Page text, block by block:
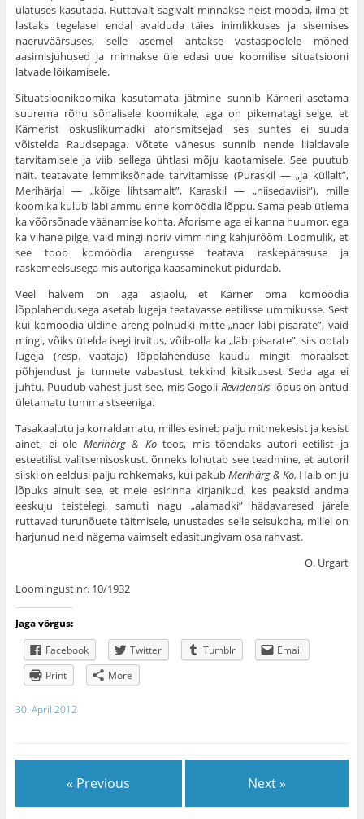
ulatuses kasutada. Ruttavalt-sagivalt minnakse neist mööda, ilma et
lastaks tegelasel endal avalduda täies inimlikkuses ja sisemises
naeruväärsuses, selle asemel antakse vastaspoolele mõned
aasimisjuhused ja minnakse üle edasi uue koomilise situatsiooni
latvade lõikamisele.
Situatsioonikoomika kasutamata jätmine sunnib Kärneri asetama
suurema rõhu sõnalisele koomikale, aga on pikematagi selge, et
Kärnerist oskuslikumadki aforismitsejad ses suhtes ei suuda
võistelda Raudsepaga. Võtete vähesus sunnib nende liialdavale
tarvitamisele ja viib sellega ühtlasi mõju kaotamisele. See puutub
näit. teatavate lemmiksõnade tarvitamisse (Puraskil — „ja küllalt”,
Merihärjal — „kõige lihtsamalt”, Karaskil — „niisedaviisi”), mille
koomika kulub läbi ammu enne komöödia lõppu. Sama peab ütlema
ka võõrsõnade väänamise kohta. Aforisme aga ei kanna huumor, ega
ka vihane pilge, vaid mingi noriv vimm ning kahjurõõm. Loomulik, et
see toob komöödia arengusse teatava raskepärasuse ja
raskemeelsusega mis autoriga kaasaminekut pidurdab.
Veel halvem on aga asjaolu, et Kärner oma komöödia
lõpplahendusega asetab lugeja teatavasse eetilisse ummikusse. Sest
kui komöödia üldine areng polnudki mitte „naer läbi pisarate”, vaid
mingi, võiks ütelda isegi irvitus, võib-olla ka „läbi pisarate”, siis ootab
lugeja (resp. vaataja) lõpplahenduse kaudu mingit moraalset
põhjendust ja tunnete vabastust tekkind kitsikusest Seda aga ei
juhtu. Puudub vahest just see, mis Gogoli Revidendis lõpus on antud
ületamatu tumma stseeniga.
Tasakaalutu ja korraldamatu, milles esineb palju mitmekesist ja kesist
ainet, ei ole Merihärg & Koteos, mis tõendaks autori eetilist ja
esteetilist valitsemisoskust. õnneks lohutab see teadmine, et autoril
siiski on eeldusi palju rohkemaks, kui pakubMerihärg & Ko. Halb on ju
lõpuks ainult see, et meie esirinna kirjanikud, kes peaksid andma
eeskuju teistelegi, samuti nagu „alamadki” hädavaresed järele
ruttavad turunõuete täitmisele, unustades selle seisukoha, millel on
harjunud neid nägema vaimselt edasitungivam osa rahvast.
O. Urgart
Loomingust nr. 10/1932
Jaga võrgus:
Facebook
Twitter Tumblr
Email
Print
More
30. April 2012
« Previous Next »